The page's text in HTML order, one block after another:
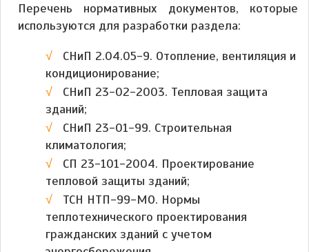
Перечень нормативных документов, которые
используются для разработки раздела:
СНиП 2.04.05-9. Отопление, вентиляция и
кондиционирование;
СНиП 23-02-2003. Тепловая защита
зданий;
СНиП 23-01-99. Строительная
климатология;
СП 23-101-2004. Проектирование
тепловой защиты зданий;
ТСН НТП-99-МО. Нормы
теплотехнического проектирования
гражданских зданий с учетом